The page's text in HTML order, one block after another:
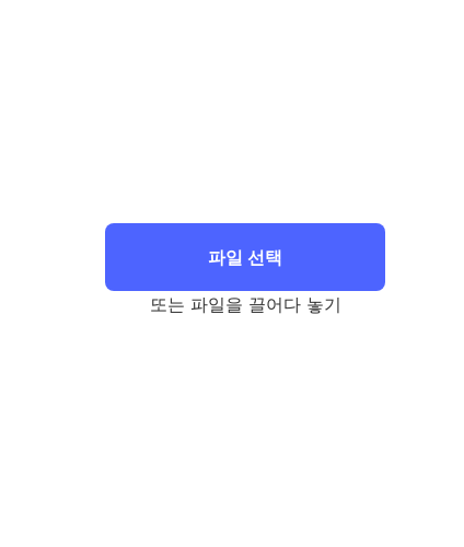
파일 선택
또는 파일을 끌어다 놓기